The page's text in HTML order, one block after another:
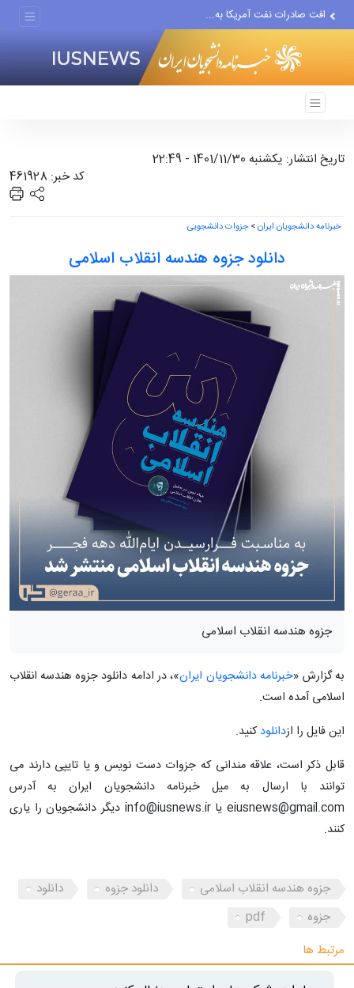
افت صادرات نفت آمریکا به...
حادثه امنیتی دریایی در جنوب...
تاریخ انتشار: یکشنبه 1401/11/30 - 22:49
کد خبر: 461928
خبرنامه دانشجویان ایران>جزوات دانشجویی
دانلود جزوه هندسه انقلاب اسلامی
جزوه هندسه انقلاب اسلامی
به گزارش «خبرنامه دانشجویان ایران»، در ادامه دانلود جزوه هندسه انقلاب
اسلامی آمده است.
این فایل را ازدانلودکنید.
قابل ذکر است، علاقه مندانی که جزوات دست نویس و یا تایپی دارند می
توانند با ارسال به میل خبرنامه دانشجویان ایران به آدرس
eiusnews@gmail.com یا info@iusnews.ir دیگر دانشجویان را یاری
کنند.
جزوه هندسه انقلاب اسلامی دانلود جزوه
دانلود
جزوه
pdf
مرتبط ها